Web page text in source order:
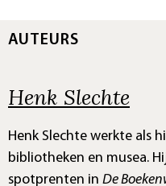
AUTEURS
Henk Slechte
Henk Slechte werkte als
bibliotheken en musea.
spotprenten in De